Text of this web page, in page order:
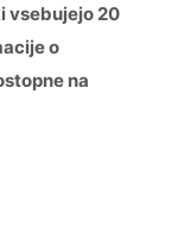
vsebujejo 20
o
na